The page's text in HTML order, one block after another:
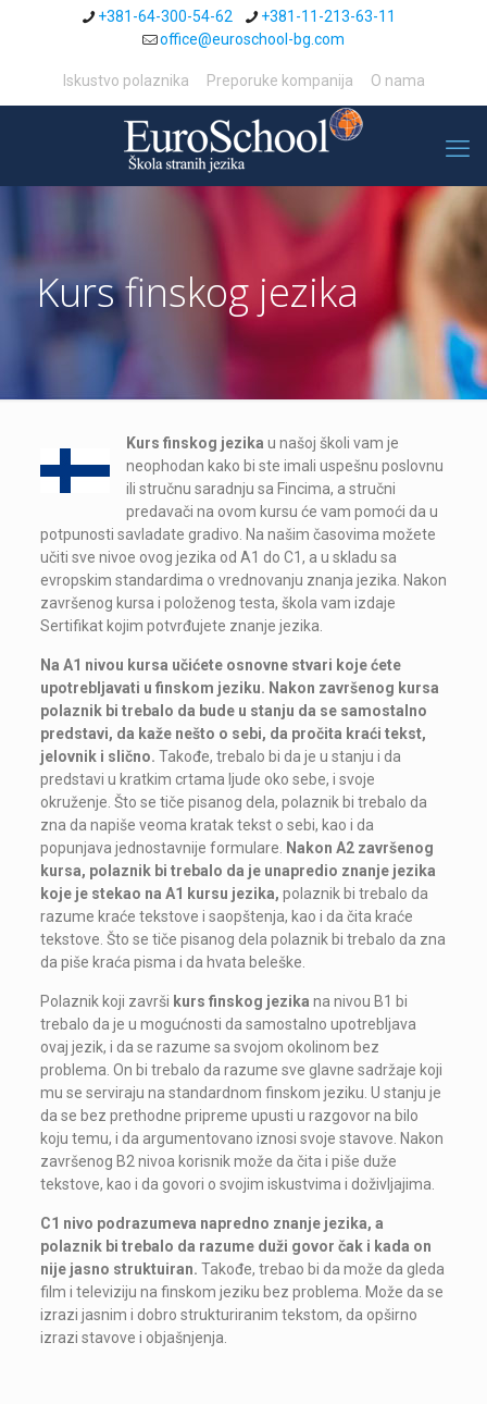
+381-64-300-54-62
+381-11-213-63-11
office@euroschool-bg.com
Iskustvo polaznika Preporuke kompanija O nama
Kurs finskog jezika
Kurs finskog jezika u našoj školi vam je
neophodan kako bi ste imali uspešnu poslovnu
ili stručnu saradnju sa Fincima, a stručni
predavači na ovom kursu će vam pomoći da u
potpunosti savladate gradivo. Na našim časovima možete
učiti sve nivoe ovog jezika od A1 do C1, a u skladu sa
evropskim standardima o vrednovanju znanja jezika. Nakon
završenog kursa i položenog testa, škola vam izdaje
Sertifikat kojim potvrđujete znanje jezika.
Na A1 nivou kursa učićete osnovne stvari koje ćete
upotrebljavati u finskom jeziku. Nakon završenog kursa
polaznik bi trebalo da bude u stanju da se samostalno
predstavi, da kaže nešto o sebi, da pročita kraći tekst,
jelovnik i slično. Takođe, trebalo bi da je u stanju i da
predstavi u kratkim crtama ljude oko sebe, i svoje
okruženje. Što se tiče pisanog dela, polaznik bi trebalo da
zna da napiše veoma kratak tekst o sebi, kao i da
popunjava jednostavnije formulare.
Nakon A2 završenog
kursa, polaznik bi trebalo da je unapredio znanje jezika
koje je stekao na A1 kursu jezika, polaznik bi trebalo da
razume kraće tekstove i saopštenja, kao i da čita kraće
tekstove. Što se tiče pisanog dela polaznik bi trebalo da zna
da piše kraća pisma i da hvata beleške.
Polaznik koji završi kurs finskog jezika na nivou B1 bi
trebalo da je u mogućnosti da samostalno upotrebljava
ovaj jezik, i da se razume sa svojom okolinom bez
problema. On bi trebalo da razume sve glavne sadržaje koji
mu se serviraju na standardnom finskom jeziku. U stanju je
da se bez prethodne pripreme upusti u razgovor na bilo
koju temu, i da argumentovano iznosi svoje stavove. Nakon
završenog B2 nivoa korisnik može da čita i piše duže
tekstove, kao i da govori o svojim iskustvima i doživljajima.
C1 nivo podrazumeva napredno znanje jezika, a
polaznik bi trebalo da razume duži govor čak i kada on
nije jasno struktuiran. Takođe, trebao bi da može da gleda
film i televiziju na finskom jeziku bez problema. Može da se
izrazi jasnim i dobro strukturiranim tekstom, da opširno
izrazi stavove i objašnjenja.